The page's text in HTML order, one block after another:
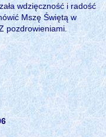
wdzięczność i radość
Mszę Świętą w
pozdrowieniami.